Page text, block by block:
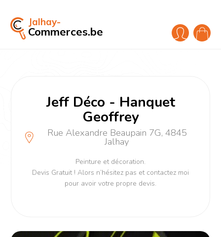
Jalhay-
Commerces.be
Jeff Déco - Hanquet
Geoffrey
Rue Alexandre Beaupain 7G, 4845
Jalhay
Peinture et décoration.
Devis Gratuit ! Alors n’hésitez pas et contactez moi
pour avoir votre propre devis.